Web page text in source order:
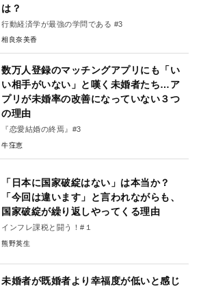
は？
行動経済学が最強の学問である #3
相良奈美香
数万人登録のマッチングアプリにも「い
い相手がいない」と嘆く未婚者たち…ア
プリが未婚率の改善になっていない３つ
の理由
『恋愛結婚の終焉』#3
牛窪恵
「日本に国家破綻はない」は本当か？
「今回は違います」と言われながらも、
国家破綻が繰り返しやってくる理由
インフレ課税と闘う！#１
熊野英生
未婚者が既婚者より幸福度が低いと感じ